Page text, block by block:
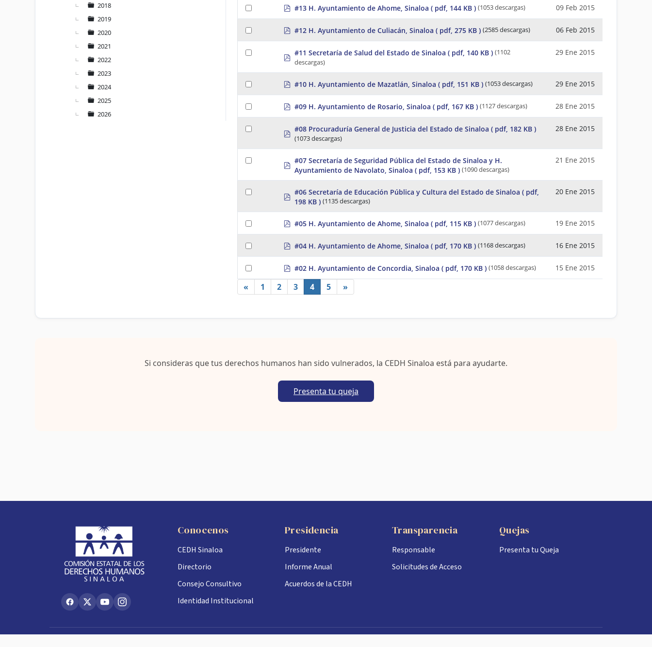
2018
2019
2020
2021
2022
2023
2024
2025
2026
p
d
#13 H. Ayuntamiento de Ahome, Sinaloa ( pdf, 144 KB ) (1053 descargas) 09 Feb 2015
p
d
#12 H. Ayuntamiento de Culiacán, Sinaloa ( pdf, 275 KB ) (2585 descargas) 06 Feb 2015
p
d
f
#11 Secretaría de Salud del Estado de Sinaloa ( pdf, 140 KB ) (1102
descargas)
29 Ene 2015
p
d
#10 H. Ayuntamiento de Mazatlán, Sinaloa ( pdf, 151 KB ) (1053 descargas) 29 Ene 2015
p
d
#09 H. Ayuntamiento de Rosario, Sinaloa ( pdf, 167 KB ) (1127 descargas) 28 Ene 2015
p
d
f
#08 Procuraduría General de Justicia del Estado de Sinaloa ( pdf, 182 KB )
(1073 descargas)
28 Ene 2015
p
d
f
#07 Secretaría de Seguridad Pública del Estado de Sinaloa y H.
Ayuntamiento de Navolato, Sinaloa ( pdf, 153 KB ) (1090 descargas)
21 Ene 2015
p
d
f
#06 Secretaría de Educación Pública y Cultura del Estado de Sinaloa ( pdf,
198 KB ) (1135 descargas)
20 Ene 2015
p
d
#05 H. Ayuntamiento de Ahome, Sinaloa ( pdf, 115 KB ) (1077 descargas) 19 Ene 2015
p
d
#04 H. Ayuntamiento de Ahome, Sinaloa ( pdf, 170 KB ) (1168 descargas) 16 Ene 2015
p
d
f
#02 H. Ayuntamiento de Concordia, Sinaloa ( pdf, 170 KB ) (1058 descargas) 15 Ene 2015
« 1 2 3 4 5 »
Si consideras que tus derechos humanos han sido vulnerados, la CEDH Sinaloa está para ayudarte.
Presenta tu queja
Conocenos
CEDH Sinaloa
Directorio
Consejo Consultivo
Identidad Institucional
Presidencia
Presidente
Informe Anual
Acuerdos de la CEDH
Transparencia
Responsable
Solicitudes de Acceso
Quejas
Presenta tu Queja